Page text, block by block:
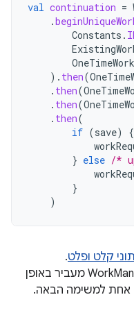
val continuation =
.
Constants .
). then(
. then(
. then(
. then(
if (save)
{
} else /*
}
)
קלט ופלט.
כשמשרשרים משימות עבודה, WorkManager מעביר באופן
אחת למשימה הבאה.